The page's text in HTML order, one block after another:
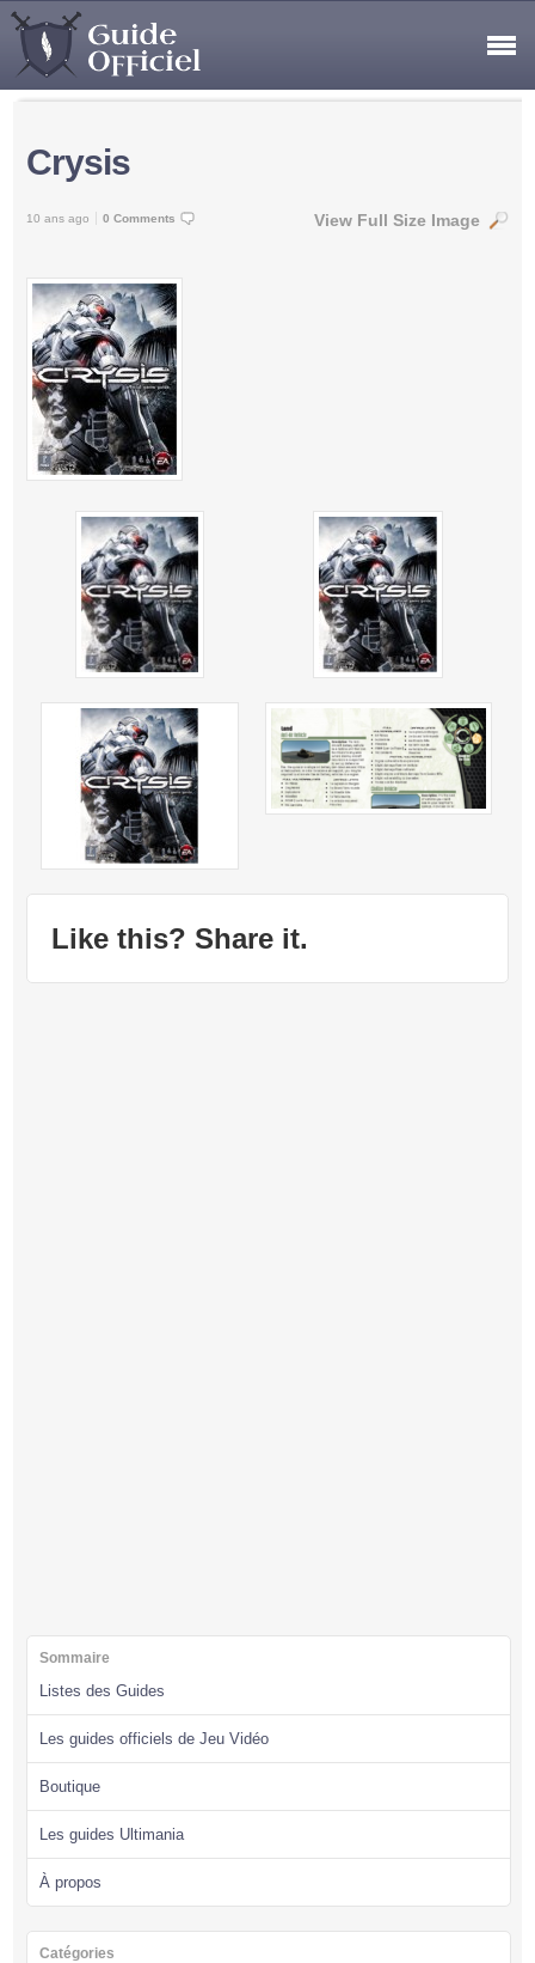
Crysis
10 ans ago 0 Comments View Full Size Image
Like this? Share it.
Sommaire
Listes des Guides
Les guides officiels de Jeu Vidéo
Boutique
Les guides Ultimania
À propos
Catégories